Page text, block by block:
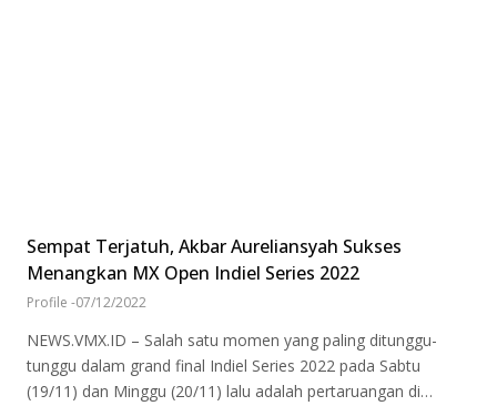
Sempat Terjatuh, Akbar Aureliansyah Sukses
Menangkan MX Open Indiel Series 2022
Profile -07/12/2022
NEWS.VMX.ID – Salah satu momen yang paling ditunggu-
tunggu dalam grand final Indiel Series 2022 pada Sabtu
(19/11) dan Minggu (20/11) lalu adalah pertaruangan di…